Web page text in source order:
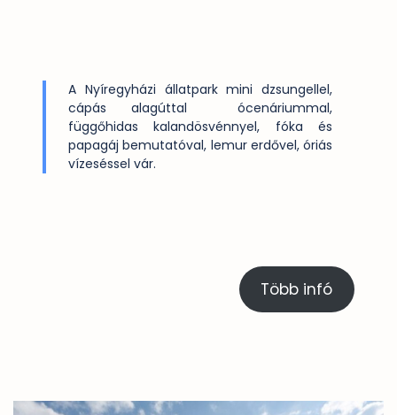
A Nyíregyházi állatpark mini dzsungellel,
cápás alagúttal ócenáriummal,
függőhidas kalandösvénnyel, fóka és
papagáj bemutatóval, lemur erdővel, óriás
vízeséssel vár.
Több infó